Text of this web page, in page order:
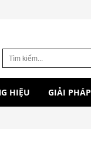
HIỆU GIẢI PHÁP